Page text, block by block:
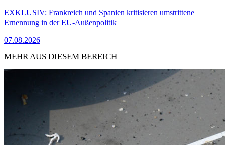
EXKLUSIV: Frankreich und Spanien kritisieren umstrittene
Ernennung in der EU-Außenpolitik
07.08.2026
MEHR AUS DIESEM BEREICH